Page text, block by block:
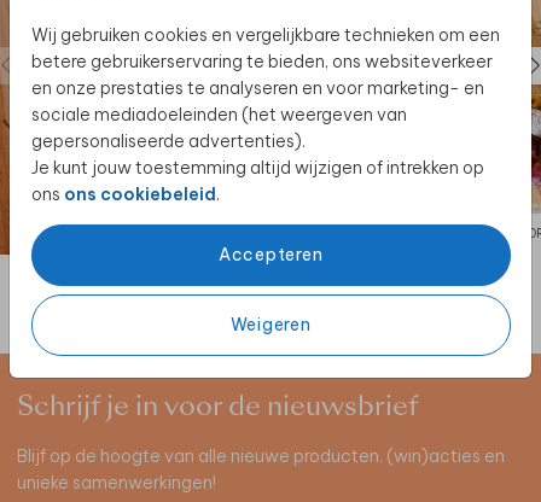
Wij gebruiken cookies en vergelijkbare technieken om een
betere gebruikerservaring te bieden, ons websiteverkeer
en onze prestaties te analyseren en voor marketing- en
sociale mediadoeleinden (het weergeven van
gepersonaliseerde advertenties).
Je kunt jouw toestemming altijd wijzigen of intrekken op
ons ons cookiebeleid.
Accepteren
Weigeren
Schrijf je in voor de nieuwsbrief
Blijf op de hoogte van alle nieuwe producten, (win)acties en
unieke samenwerkingen!